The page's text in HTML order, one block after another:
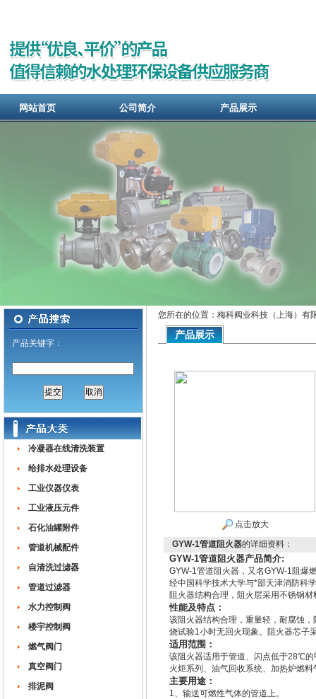
网站首页 公司简介 产品展示
产品关键字：
冷凝器在线清洗装置
给排水处理设备
工业仪器仪表
工业液压元件
石化油罐附件
管道机械配件
自清洗过滤器
管道过滤器
水力控制阀
楼宇控制阀
燃气阀门
真空阀门
排泥阀
您所在的位置：梅科阀业科技（上海）有
产品展示
点击放大
GYW-1管道阻火器的详细资料：
GYW-1管道阻火器产品简介:
GYW-1管道阻火器，又名GYW-1阻爆
经中国科学技术大学与*部天津消防科
阻火器结构合理，阻火层采用不锈钢
性能及特点：
该阻火器结构合理，重量轻，耐腐蚀
烧试验1小时无回火现象。阻火器芯子
适用范围：
该阻火器适用于管道、闪点低于28℃
火炬系列、油气回收系统、加热炉燃
主要用途：
1、输送可燃性气体的管道上。